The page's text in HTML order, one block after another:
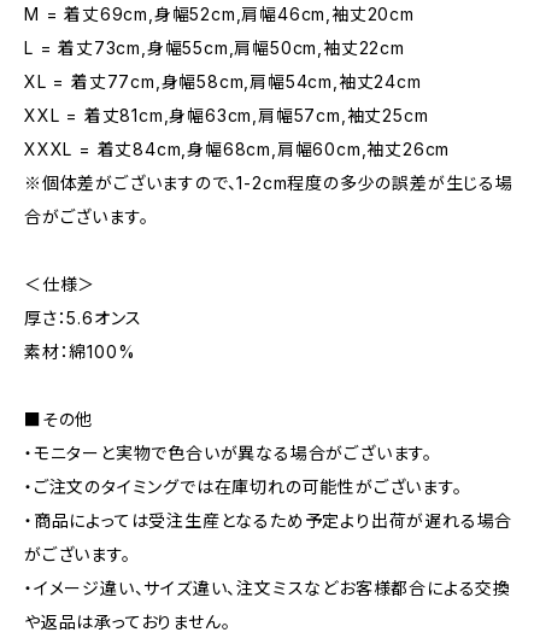
M = 着丈69cm,身幅52cm,肩幅46cm,袖丈20cm
L = 着丈73cm,身幅55cm,肩幅50cm,袖丈22cm
XL = 着丈77cm,身幅58cm,肩幅54cm,袖丈24cm
XXL = 着丈81cm,身幅63cm,肩幅57cm,袖丈25cm
XXXL = 着丈84cm,身幅68cm,肩幅60cm,袖丈26cm
※個体差がございますので、1-2cm程度の多少の誤差が生じる場
合がございます。
＜仕様＞
厚さ：5.6オンス
素材：綿100%
■その他
・モニターと実物で色合いが異なる場合がございます。
・ご注文のタイミングでは在庫切れの可能性がございます。
・商品によっては受注生産となるため予定より出荷が遅れる場合
がございます。
・イメージ違い、サイズ違い、注文ミスなどお客様都合による交換
や返品は承っておりません。